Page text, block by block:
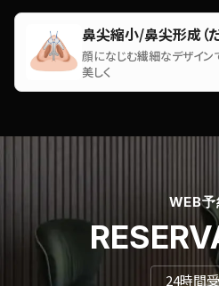
鼻尖縮小/鼻尖形成（
顔になじむ繊細なデザイン
美しく
WEB予
24時間